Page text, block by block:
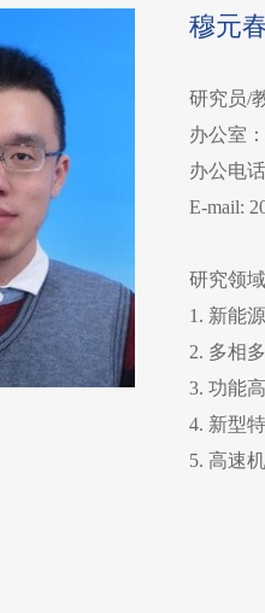
穆元
研究员/
办公室
办公电
E-mail:
研究领域
1. 新能
2. 多相
3. 功能
4. 新型
5. 高速